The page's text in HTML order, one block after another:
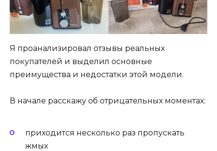
Я проанализировал отзывы реальных
покупателей и выделил основные
преимущества и недостатки этой модели.
В начале расскажу об отрицательных моментах:
приходится несколько раз пропускать
жмых